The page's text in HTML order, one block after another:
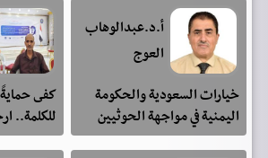
أ.د.عبدالوهاب
العوج
خيارات السعودية والحكومة
اليمنية في مواجهة الحوثيين
كفى
للكلمة..